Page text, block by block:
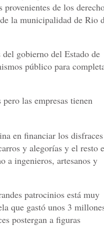
de los
la municipalidad de Rio
gobierno del Estado de
público para
las empresas tienen
en financiar los
y alegorías y el resto
a ingenieros, artesanos y
patrocinios está muy
que gastó unos 3
postergan a figuras